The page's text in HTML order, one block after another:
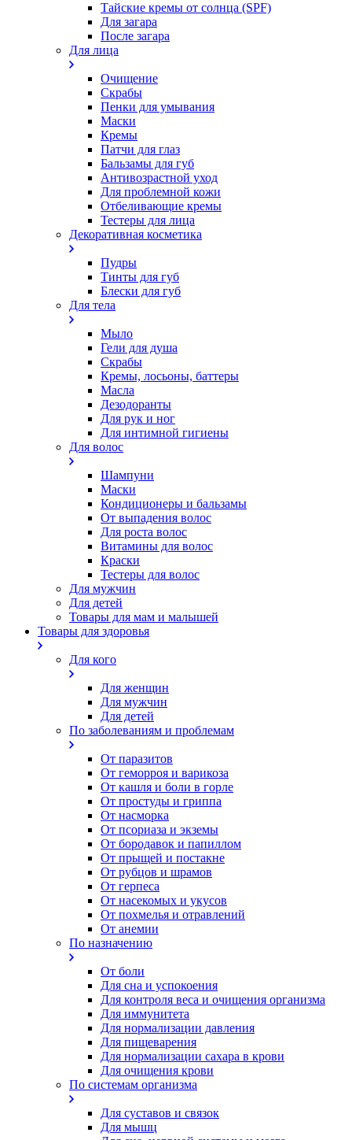
Тайские кремы от солнца (SPF)
Для загара
После загара
Для лица
Очищение
Скрабы
Пенки для умывания
Маски
Кремы
Патчи для глаз
Бальзамы для губ
Антивозрастной уход
Для проблемной кожи
Oтбеливающие кремы
Тестеры для лица
Декоративная косметика
Пудры
Тинты для губ
Блески для губ
Для тела
Мыло
Гели для душа
Скрабы
Кремы, лосьоны, баттеры
Масла
Дезодоранты
Для рук и ног
Для интимной гигиены
Для волос
Шампуни
Маски
Кондиционеры и бальзамы
От выпадения волос
Для роста волос
Витамины для волос
Краски
Тестеры для волос
Для мужчин
Для детей
Товары для мам и малышей
Товары для здоровья
Для кого
Для женщин
Для мужчин
Для детей
По заболеваниям и проблемам
От паразитов
Oт геморроя и варикоза
От кашля и боли в горле
От простуды и гриппа
От насморка
Oт псориаза и экземы
От бородавок и папиллом
От прыщей и постакне
От рубцов и шрамов
От герпеса
От насекомых и укусов
От похмелья и отравлений
От анемии
По назначению
От боли
Для сна и успокоения
Для контроля веса и очищения организма
Для иммунитета
Для нормализации давления
Для пищеварения
Для нормализации сахара в крови
Для очищения крови
По системам организма
Для суставов и связок
Для мышц